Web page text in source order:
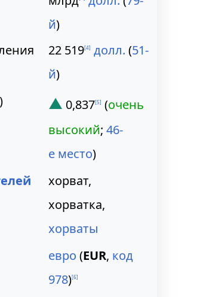
й)
22 519[4] долл. (51-
й)
▲ 0,837[5] (очень
высокий; 46-
е место)
хорват,
хорватка,
хорваты
евро (EUR, код
978)[6]